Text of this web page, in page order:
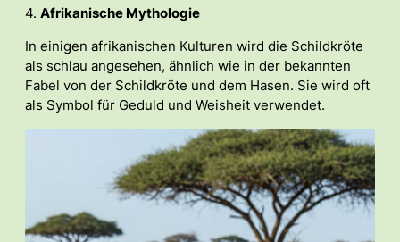
4. Afrikanische Mythologie
In einigen afrikanischen Kulturen wird die Schildkröte
als schlau angesehen, ähnlich wie in der bekannten
Fabel von der Schildkröte und dem Hasen. Sie wird oft
als Symbol für Geduld und Weisheit verwendet.